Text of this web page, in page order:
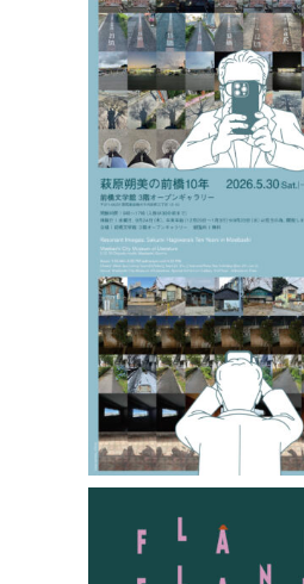
7月22日（水）資料検索シ
お知らせ
2026年07月13日
８月１日（土）「朔太郎の
ョップ開催 お散歩バッグ
2026年07月08日
前橋ウィッチーズの等身大
2026年06月23日
10月18日(日) 朔太郎音楽
ーケストラ演奏会を開催